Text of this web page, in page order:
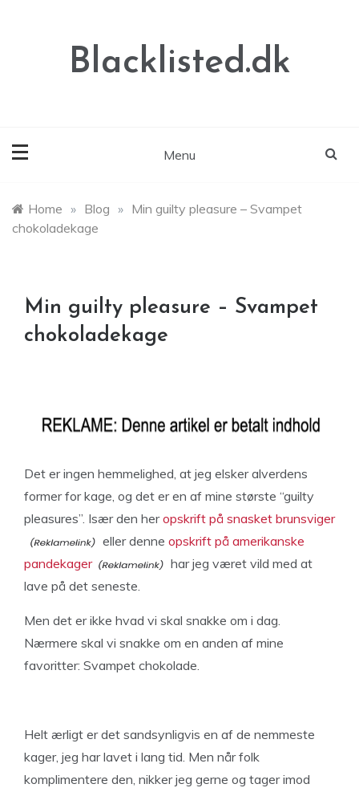
Blacklisted.dk
Menu
Home » Blog » Min guilty pleasure – Svampet
chokoladekage
Min guilty pleasure – Svampet
chokoladekage
Det er ingen hemmelighed, at jeg elsker alverdens
former for kage, og det er en af mine største “guilty
pleasures”. Især den heropskrift på snasket brunsviger
eller denne opskrift på amerikanske
pandekager
har jeg været vild med at
lave på det seneste.
Men det er ikke hvad vi skal snakke om i dag.
Nærmere skal vi snakke om en anden af mine
favoritter: Svampet chokolade.
Helt ærligt er det sandsynligvis en af ​​de nemmeste
kager, jeg har lavet i lang tid. Men når folk
komplimentere den, nikker jeg gerne og tager imod